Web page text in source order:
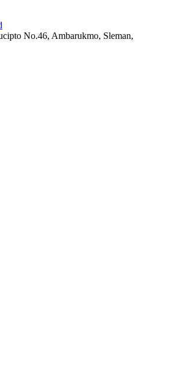
No.46, Ambarukmo, Sleman,